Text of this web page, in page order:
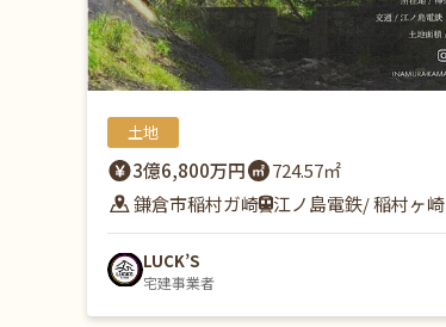
土地
3億6,800万円
724.57㎡
鎌倉市稲村ガ崎 江ノ島電鉄/ 稲村ヶ崎
LUCK’S
宅建事業者